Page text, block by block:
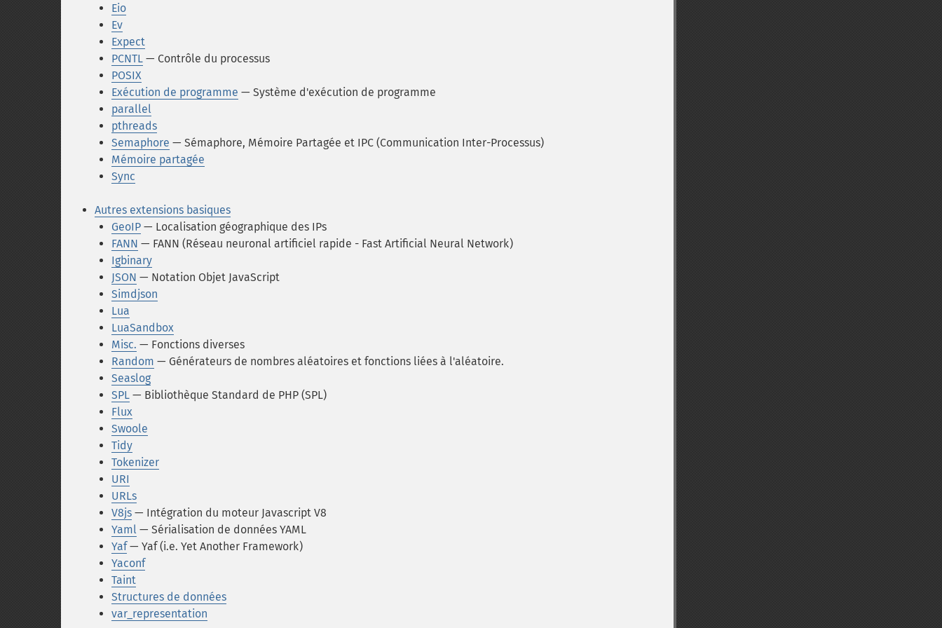
Eio
Ev
Expect
PCNTL — Contrôle du processus
POSIX
Exécution de programme — Système d'exécution de programme
parallel
pthreads
Semaphore — Sémaphore, Mémoire Partagée et IPC (Communication Inter-Processus)
Mémoire partagée
Sync
Autres extensions basiques
GeoIP — Localisation géographique des IPs
FANN — FANN (Réseau neuronal artificiel rapide - Fast Artificial Neural Network)
Igbinary
JSON — Notation Objet JavaScript
Simdjson
Lua
LuaSandbox
Misc. — Fonctions diverses
Random — Générateurs de nombres aléatoires et fonctions liées à l'aléatoire.
Seaslog
SPL — Bibliothèque Standard de PHP (SPL)
Flux
Swoole
Tidy
Tokenizer
URI
URLs
V8js — Intégration du moteur Javascript V8
Yaml — Sérialisation de données YAML
Yaf— Yaf (i.e. Yet Another Framework)
Yaconf
Taint
Structures de données
var_representation